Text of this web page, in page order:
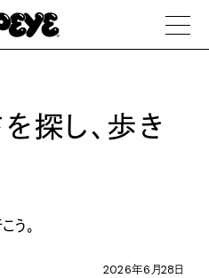
探し、歩き
う。
2026年6月28日